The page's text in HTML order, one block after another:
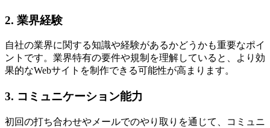
2. 業界経験
自社の業界に関する知識や経験があるかどうかも重要なポイ
ントです。業界特有の要件や規制を理解していると、より効
果的なWebサイトを制作できる可能性が高まります。
3. コミュニケーション能力
初回の打ち合わせやメールでのやり取りを通じて、コミュニ